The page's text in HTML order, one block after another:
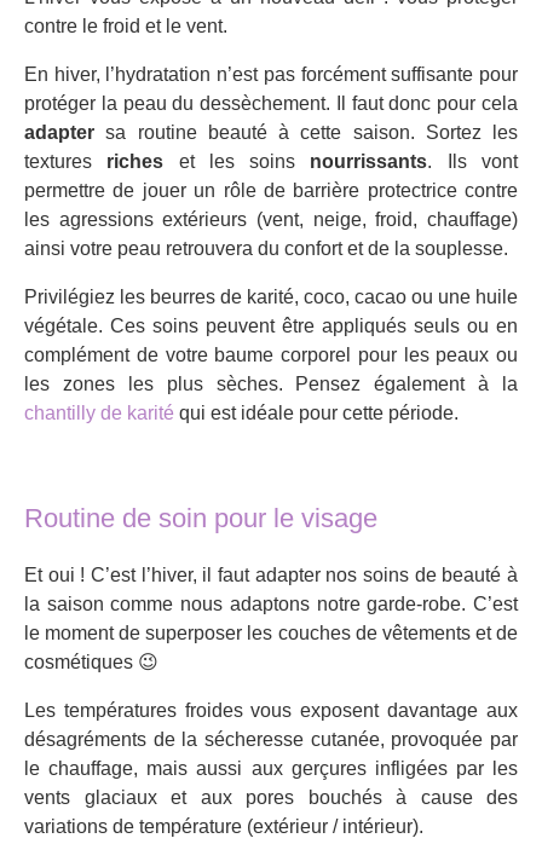
contre le froid et le vent.
En hiver, l’hydratation n’est pas forcément suffisante pour
protéger la peau du dessèchement. Il faut donc pour cela
adapter sa routine beauté à cette saison. Sortez les
textures riches et les soins nourrissants. Ils vont
permettre de jouer un rôle de barrière protectrice contre
les agressions extérieurs (vent, neige, froid, chauffage)
ainsi votre peau retrouvera du confort et de la souplesse.
Privilégiez les beurres de karité, coco, cacao ou une huile
végétale. Ces soins peuvent être appliqués seuls ou en
complément de votre baume corporel pour les peaux ou
les zones les plus sèches. Pensez également à la
chantilly de karité qui est idéale pour cette période.
Routine de soin pour le visage
Et oui ! C’est l’hiver, il faut adapter nos soins de beauté à
la saison comme nous adaptons notre garde-robe. C’est
le moment de superposer les couches de vêtements et de
cosmétiques 😉
Les températures froides vous exposent davantage aux
désagréments de la sécheresse cutanée, provoquée par
le chauffage, mais aussi aux gerçures infligées par les
vents glaciaux et aux pores bouchés à cause des
variations de température (extérieur / intérieur).